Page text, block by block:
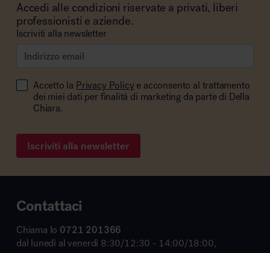
Accedi alle condizioni riservate a privati, liberi
professionisti e aziende.
Iscriviti alla newsletter
Accetto la Privacy Policy e acconsento al trattamento
dei miei dati per finalità di marketing da parte di Della
Chiara.
Iscriviti alla newsletter
Contattaci
Chiama lo 0721 201366
dal lunedì al venerdì 8:30/12:30 - 14:00/18:00,